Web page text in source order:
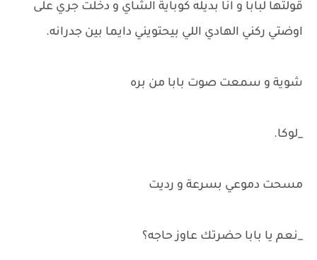
قولتها لبابا و انا بديله كوباية الشاي و دخلت جري على
اوضتي ركني الهادي اللي بيحتويني دايما بين جدرانه.
شوية و سمعت صوت بابا من بره
_لوكا.
مسحت دموعي بسرعة و رديت
_نعم يا بابا حضرتك عاوز حاجه؟